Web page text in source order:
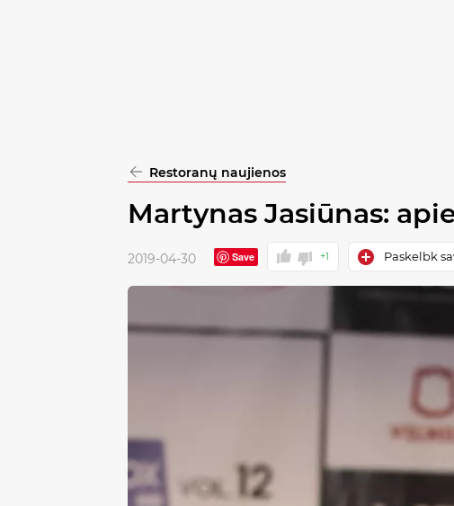
Restoranų naujienos
Martynas Jasiūnas:
2019-04-30 Save +1 Paskelbk